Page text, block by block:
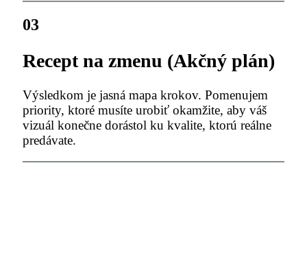
03
Recept na zmenu (Akčný plán)
Výsledkom je jasná mapa krokov. Pomenujem
priority, ktoré musíte urobiť okamžite, aby váš
vizuál konečne dorástol ku kvalite, ktorú reálne
predávate.